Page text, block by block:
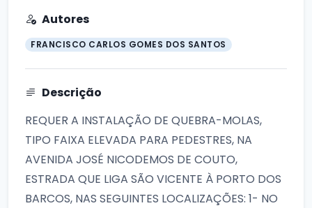
Autores
FRANCISCO CARLOS GOMES DOS SANTOS
Descrição
REQUER A INSTALAÇÃO DE QUEBRA-MOLAS,
TIPO FAIXA ELEVADA PARA PEDESTRES, NA
AVENIDA JOSÉ NICODEMOS DE COUTO,
ESTRADA QUE LIGA SÃO VICENTE À PORTO DOS
BARCOS, NAS SEGUINTES LOCALIZAÇÕES: 1- NO